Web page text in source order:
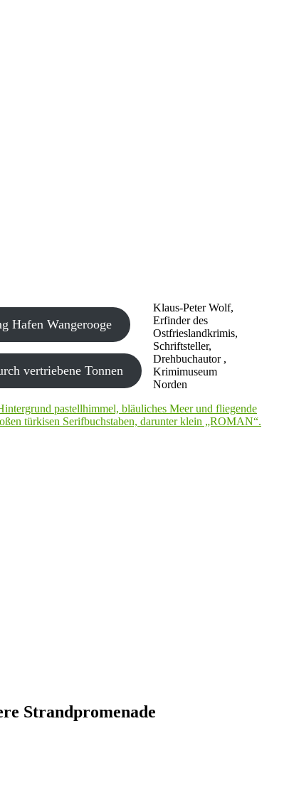
Klaus-Peter Wolf,
Erfinder des
Ostfrieslandkrimis,
Schriftsteller,
Drehbuchautor ,
Krimimuseum
Norden
Hafen Wangerooge
vertriebene Tonnen
Strandpromenade